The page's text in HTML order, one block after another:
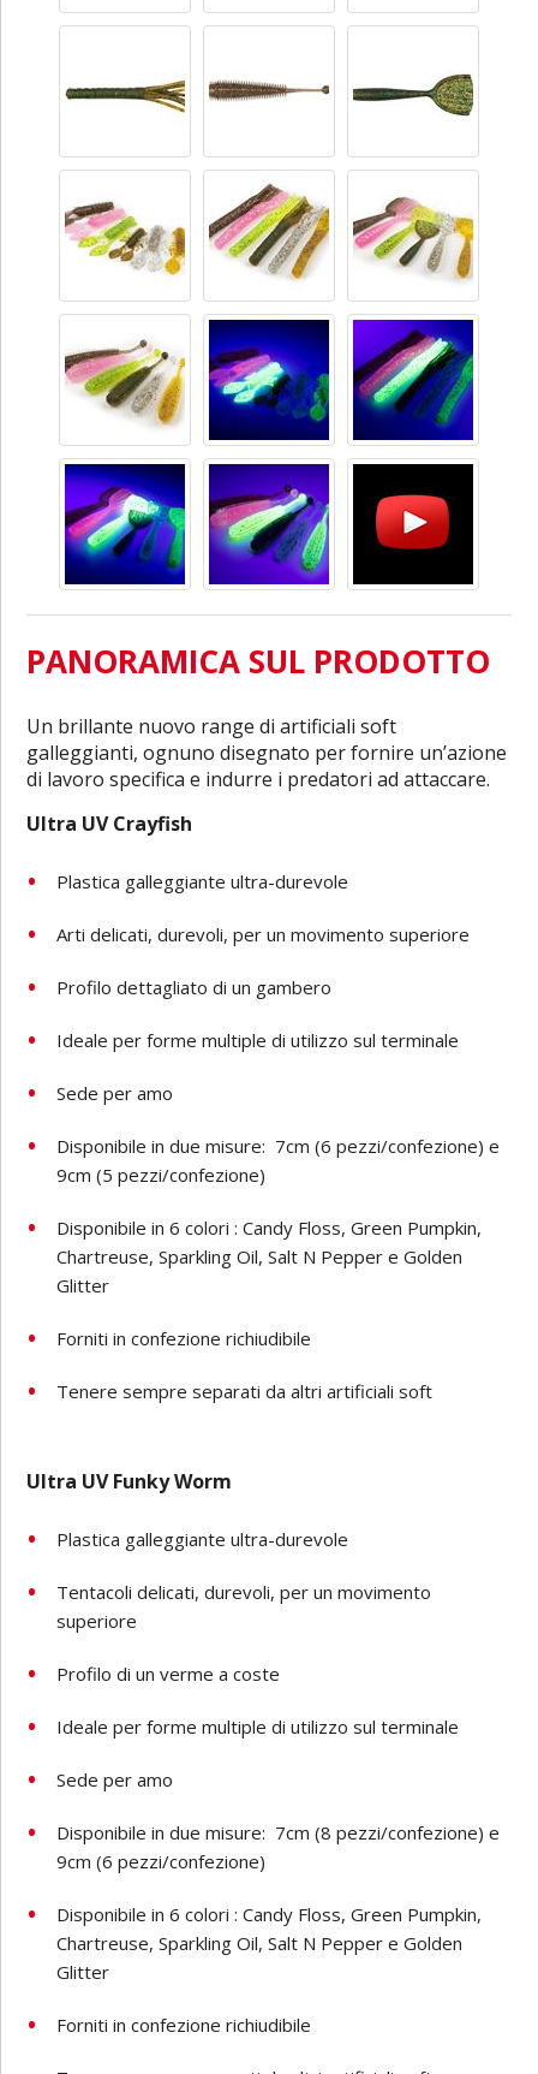
PANORAMICA SUL PRODOTTO
Un brillante nuovo range di artificiali soft
galleggianti, ognuno disegnato per fornire un’azione
di lavoro specifica e indurre i predatori ad attaccare.
Ultra UV Crayfish
Plastica galleggiante ultra-durevole
Arti delicati, durevoli, per un movimento superiore
Profilo dettagliato di un gambero
Ideale per forme multiple di utilizzo sul terminale
Sede per amo
Disponibile in due misure: 7cm (6 pezzi/confezione) e
9cm (5 pezzi/confezione)
Disponibile in 6 colori : Candy Floss, Green Pumpkin,
Chartreuse, Sparkling Oil, Salt N Pepper e Golden
Glitter
Forniti in confezione richiudibile
Tenere sempre separati da altri artificiali soft
Ultra UV Funky Worm
Plastica galleggiante ultra-durevole
Tentacoli delicati, durevoli, per un movimento
superiore
Profilo di un verme a coste
Ideale per forme multiple di utilizzo sul terminale
Sede per amo
Disponibile in due misure: 7cm (8 pezzi/confezione) e
9cm (6 pezzi/confezione)
Disponibile in 6 colori : Candy Floss, Green Pumpkin,
Chartreuse, Sparkling Oil, Salt N Pepper e Golden
Glitter
Forniti in confezione richiudibile